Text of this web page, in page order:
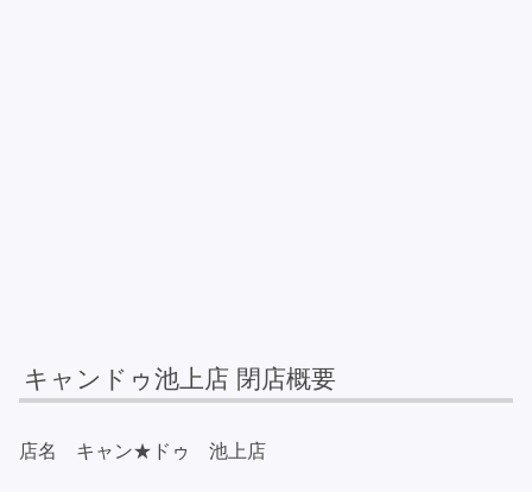
キャンドゥ池上店 閉店概要
店名 キャン★ドゥ 池上店